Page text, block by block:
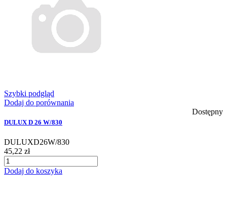
Szybki podgląd
Dodaj do porównania
Dostępny
DULUX D 26 W/830
DULUXD26W/830
45,22 zł
Dodaj do koszyka